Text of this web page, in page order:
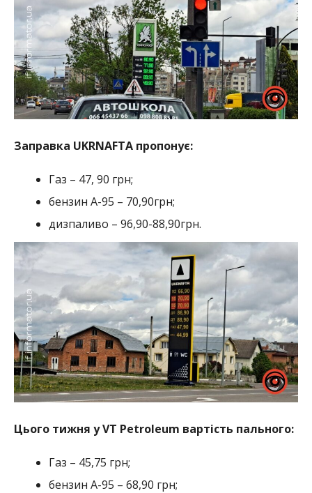
Заправка UKRNAFTA пропонує:
Газ – 47, 90 грн;
бензин А-95 – 70,90грн;
дизпаливо – 96,90-88,90грн.
Цього тижня у VT Petroleum вартість пального:
Газ – 45,75 грн;
бензин А-95 – 68,90 грн;